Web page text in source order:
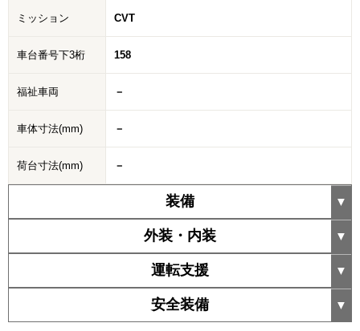
ミッション CVT
車台番号下3桁 158
福祉車両 －
車体寸法(mm) －
荷台寸法(mm) －
装備
外装・内装
運転支援
安全装備